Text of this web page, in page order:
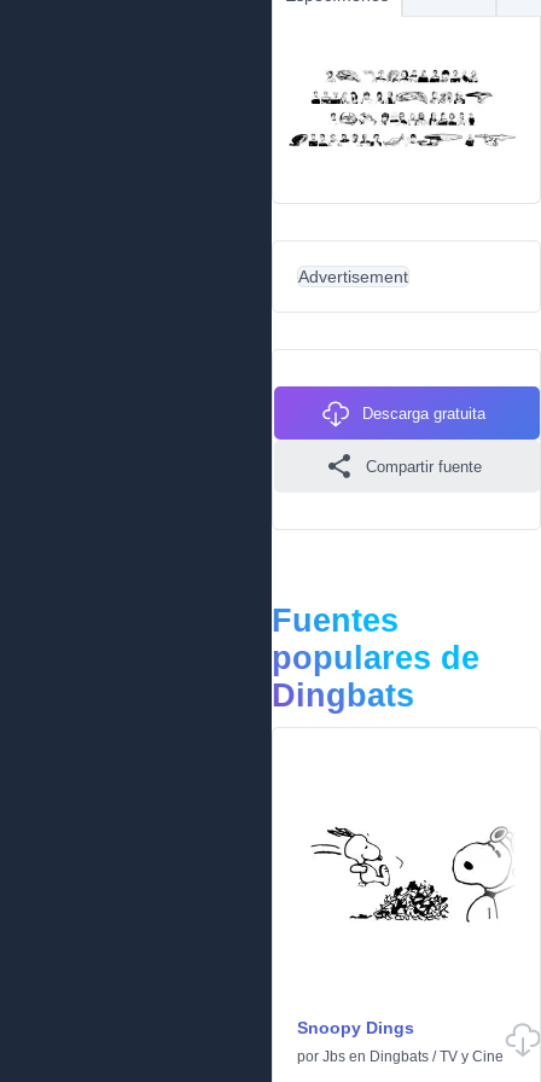
Advertisement
Descarga gratuita
Compartir fuente
Fuentes
populares de
Dingbats
Snoopy Dings
por Jbs en Dingbats /TV y Cine